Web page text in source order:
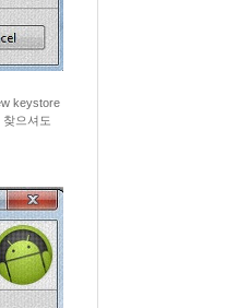
keystore
으셔도